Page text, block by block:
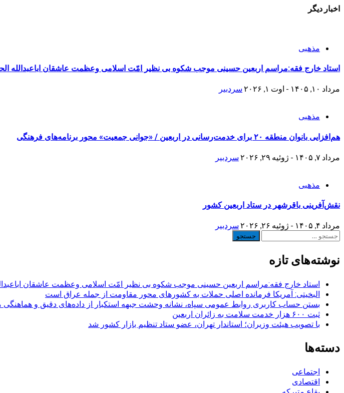
اخبار دیگر
مذهبی
استاد خارج فقه:مراسم اربعین حسینی موجب شکوه بی نظیر امّت اسلامی وعظمت عاشقان
مرداد ۱۰, ۱۴۰۵ - اوت ۱, ۲۰۲۶ سردبیر
مذهبی
هم‌افزایی بانوان منطقه ۲۰ برای خدمت‌رسانی در اربعین / «جوانی جمعیت» محور برنامه‌های فرهنگی
مرداد ۷, ۱۴۰۵ - ژوئیه ۲۹, ۲۰۲۶ سردبیر
مذهبی
نقش‌آفرینی باقرشهر در ستاد اربعین کشور
مرداد ۴, ۱۴۰۵ - ژوئیه ۲۶, ۲۰۲۶
سردبیر
جستجو
نوشته‌های تازه
استاد خارج فقه:مراسم اربعین حسینی موجب شکوه بی نظیر امّت اسلامی وعظمت عاشقان
البخیتی: آمریکا فرمانده اصلی حملات به کشورهای محور مقاومت از جمله عراق است
بستن حساب کاربری روابط عمومی سپاه، نشانه‌ وحشت جبهه استکبار از داده‌های دقیق و
ثبت ۶۰۰ هزار خدمت سلامت به زائران اربعین
با تصویب هیئت وزیران؛ استاندار تهران، عضو ستاد تنظیم بازار کشور شد
دسته‌ها
اجتماعی
اقتصادی